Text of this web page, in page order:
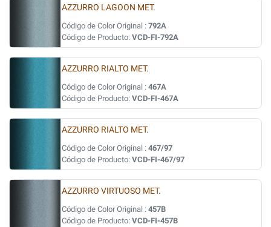
AZZURRO LAGOON MET.
Código de Color Original : 792A
Código de Producto: VCD-FI-792A
AZZURRO RIALTO MET.
Código de Color Original : 467A
Código de Producto: VCD-FI-467A
AZZURRO RIALTO MET.
Código de Color Original : 467/97
Código de Producto: VCD-FI-467/97
AZZURRO VIRTUOSO MET.
Código de Color Original : 457B
Código de Producto: VCD-FI-457B